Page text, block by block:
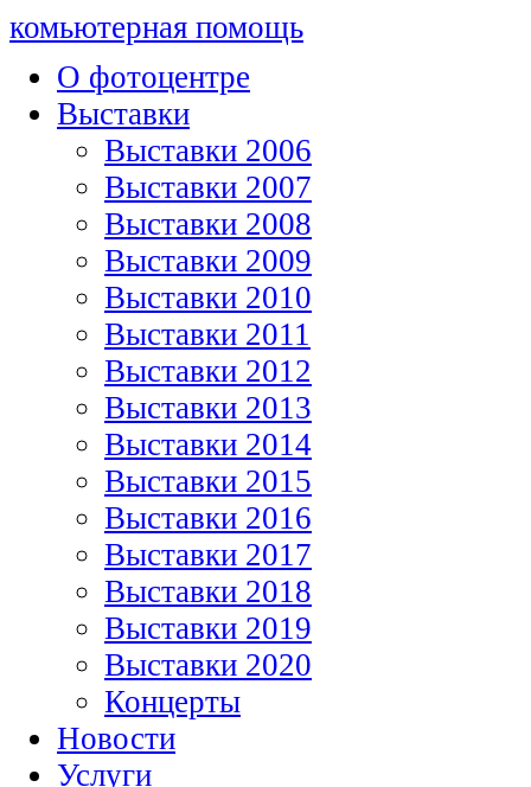
комьютерная помощь
О фотоцентре
Выставки
Выставки 2006
Выставки 2007
Выставки 2008
Выставки 2009
Выставки 2010
Выставки 2011
Выставки 2012
Выставки 2013
Выставки 2014
Выставки 2015
Выставки 2016
Выставки 2017
Выставки 2018
Выставки 2019
Выставки 2020
Концерты
Новости
Услуги